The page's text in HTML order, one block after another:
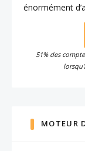
énormément
51% des
MOTEUR